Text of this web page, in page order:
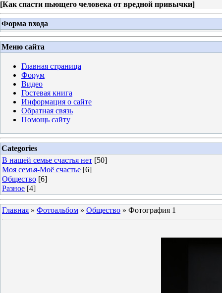
[Как спасти пьющего человека от вредной привычки]
Форма входа
Меню сайта
Главная страница
Форум
Видео
Гостевая книга
Информация о сайте
Обратная связь
Помощь сайту
Categories
В нашей семье счастья нет [50]
Моя семья-Моё счастье [6]
Общество [6]
Разное [4]
Главная » Фотоальбом » Общество » Фотография 1